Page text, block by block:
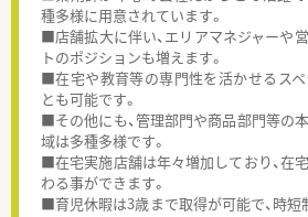
種多様に用意されています。
■店舗拡大に伴い、エリアマネジャーや
トのポジションも増えます。
■在宅や教育等の専門性を活かせるス
とも可能です。
■その他にも、管理部門や商品部門等の
域は多種多様です。
■在宅実施店舗は年々増加しており、在
わる事ができます。
■育児休暇は3歳まで取得が可能で、時